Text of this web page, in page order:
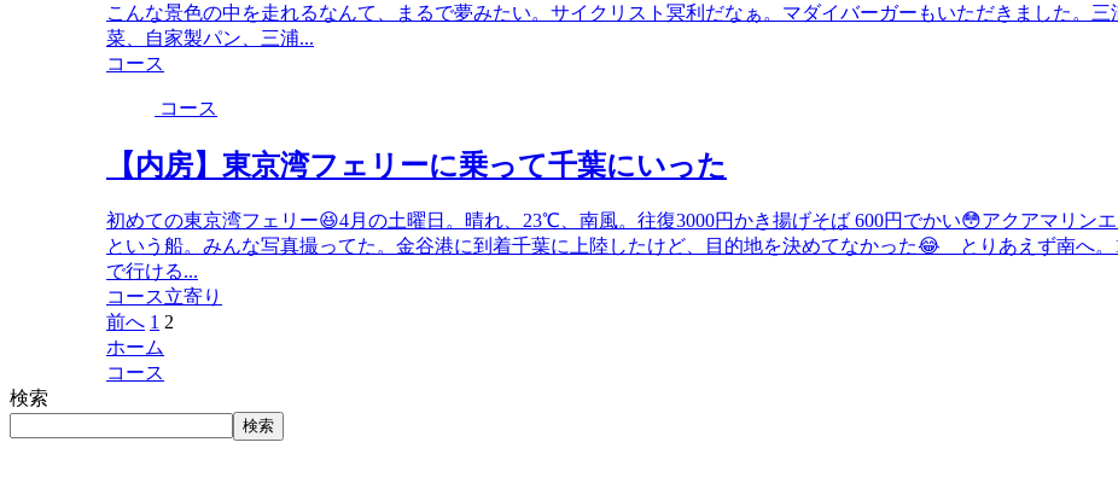
こんな景色の中を走れるなんて、まるで夢みたい。サイクリスト冥利だなぁ。マダイバーガーもいただきました。三
菜、自家製パン、三浦...
コース
コース
【内房】東京湾フェリーに乗って千葉にいった
初めての東京湾フェリー😆4月の土曜日。晴れ、23℃、南風。往復3000円かき揚げそば 600円でかい😳アクアマリン
という船。みんな写真撮ってた。金谷港に到着千葉に上陸したけど、目的地を決めてなかった😂 とりあえず南へ。
で行ける...
コース立寄り
前へ 1 2
ホーム
コース
検索
検索